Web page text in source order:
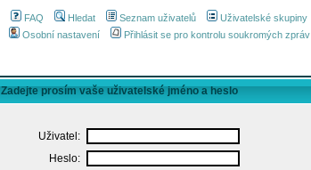
FAQ Hledat Seznam uživatelů Uživatelské skupiny
Osobní nastavení
Přihlásit se pro kontrolu soukromých zpráv
Zadejte prosím vaše uživatelské jméno a heslo
Uživatel:
Heslo: